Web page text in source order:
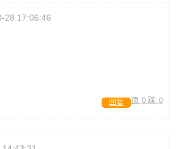
28 17:06:46
顶: 0 踩: 0
回复